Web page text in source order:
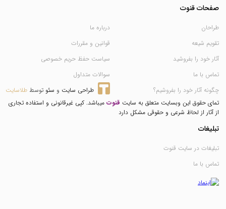
صفحات قنوت
طراحان
تقویم شیعه
آثار خود را بفروشید
تماس با ما
چگونه آثار خود را بفروشیم؟
درباره ما
قوانین و مقررات
سیاست حفظ حریم خصوصی
سوالات متداول
طراحی سایت و سئو توسط طلاسایت
تمای حقوق این وبسایت متعلق به سایت قنوت میباشد. کپی غیرقانونی و استفاده تجاری
از آثار از لحاظ شرعی و حقوقی مشکل دارد
تبلیغات
تبلیغات در سایت قنوت
تماس با ما